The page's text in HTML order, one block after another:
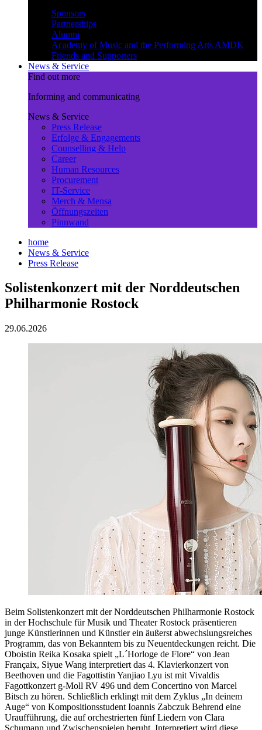
Sponsors
Partnerships
Alumni
Academy of Music and the Performing Arts AMDK
Friends and Supporters
News & Service
Find out more
Informing and communicating
News & Service
Press Release
Erfolge & Engagements
Counselling & Help
Career
Human Resources
Procurement
IT-Service
Merch & Mensa
Öffnungszeiten
Pinnwand
home
News & Service
Press Release
Solistenkonzert mit der Norddeutschen
Philharmonie Rostock
29.06.2026
Beim Solistenkonzert mit der Norddeutschen Philharmonie Rostock
in der Hochschule für Musik und Theater Rostock präsentieren
junge Künstlerinnen und Künstler ein äußerst abwechslungsreiches
Programm, das von Bekanntem bis zu Neuentdeckungen reicht. Die
Oboistin Reika Kosaka spielt „L´Horloge de Flore“ von Jean
Françaix, Siyue Wang interpretiert das 4. Klavierkonzert von
Beethoven und die Fagottistin Yanjiao Lyu ist mit Vivaldis
Fagottkonzert g-Moll RV 496 und dem Concertino von Marcel
Bitsch zu hören. Schließlich erklingt mit dem Zyklus „In deinem
Auge“ von Kompositionsstudent Ioannis Zabczuk Behrend eine
Uraufführung, die auf orchestrierten fünf Liedern von Clara